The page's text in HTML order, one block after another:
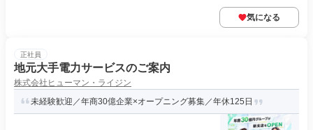
気になる
正社員
地元大手電力サービスのご案内
株式会社ヒューマン・ライジン
未経験歓迎／年商30億企業×オープニング募集／年休125日